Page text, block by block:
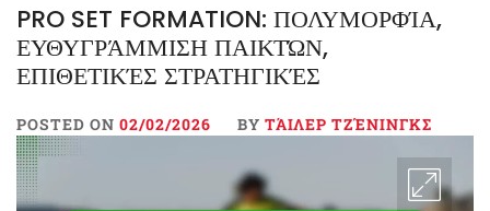
PRO SET FORMATION: ΠΟΛΥΜΟΡΦΊΑ,
ΕΥΘΥΓΡΆΜΜΙΣΗ ΠΑΙΚΤΏΝ,
ΕΠΙΘΕΤΙΚΈΣ ΣΤΡΑΤΗΓΙΚΈΣ
POSTED ON 02/02/2026 BY ΤΆΙΛΕΡ ΤΖΈΝΙΝΓΚΣ